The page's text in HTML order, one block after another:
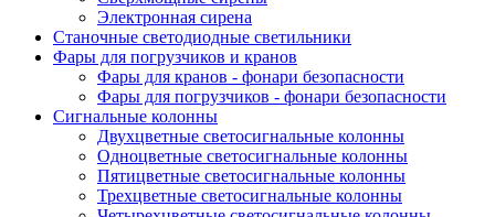
Электронная сирена
Станочные светодиодные светильники
Фары для погрузчиков и кранов
Фары для кранов - фонари безопасности
Фары для погрузчиков - фонари безопасности
Сигнальные колонны
Двухцветные светосигнальные колонны
Одноцветные светосигнальные колонны
Пятицветные светосигнальные колонны
Трехцветные светосигнальные колонны